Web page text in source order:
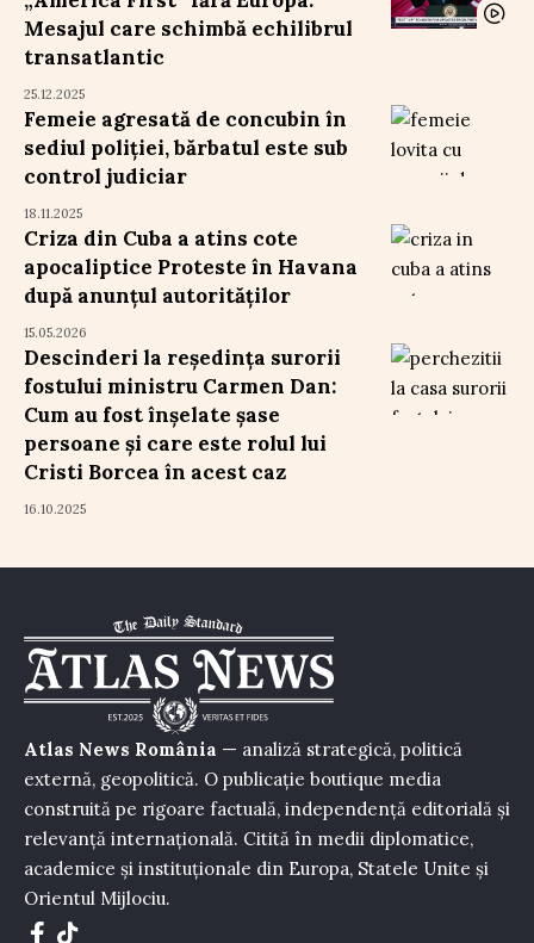
Mesajul care schimbă echilibrul
transatlantic
25.12.2025
Femeie agresată de concubin în
sediul poliției, bărbatul este sub
control judiciar
18.11.2025
Criza din Cuba a atins cote
apocaliptice Proteste în Havana
după anunțul autorităților
15.05.2026
Descinderi la reședința surorii
fostului ministru Carmen Dan:
Cum au fost înșelate șase
persoane și care este rolul lui
Cristi Borcea în acest caz
16.10.2025
Atlas News România — analiză strategică, politică
externă, geopolitică. O publicație boutique media
construită pe rigoare factuală, independență editorială și
relevanță internațională. Citită în medii diplomatice,
academice și instituționale din Europa, Statele Unite și
Orientul Mijlociu.